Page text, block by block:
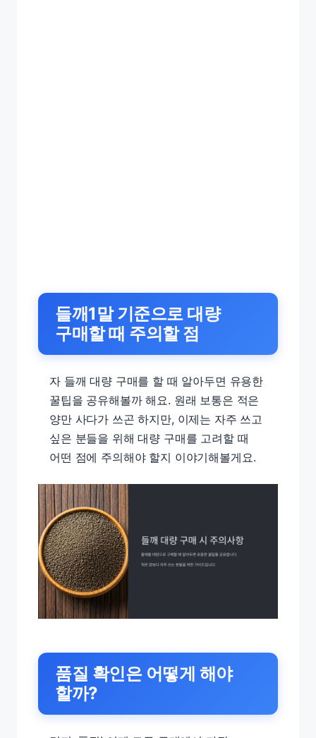
들깨1말 기준으로 대량
구매할 때 주의할 점
자 들깨 대량 구매를 할 때 알아두면 유용한
꿀팁을 공유해볼까 해요. 원래 보통은 적은
양만 사다가 쓰곤 하지만, 이제는 자주 쓰고
싶은 분들을 위해 대량 구매를 고려할 때
어떤 점에 주의해야 할지 이야기해볼게요.
품질 확인은 어떻게 해야
할까?